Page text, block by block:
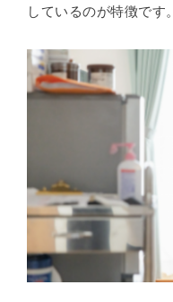
しているのが特徴です。